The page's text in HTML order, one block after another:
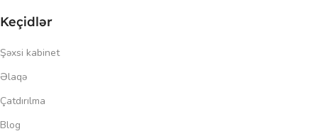
Keçidlər
Şəxsi kabinet
Əlaqə
Çatdırılma
Blog